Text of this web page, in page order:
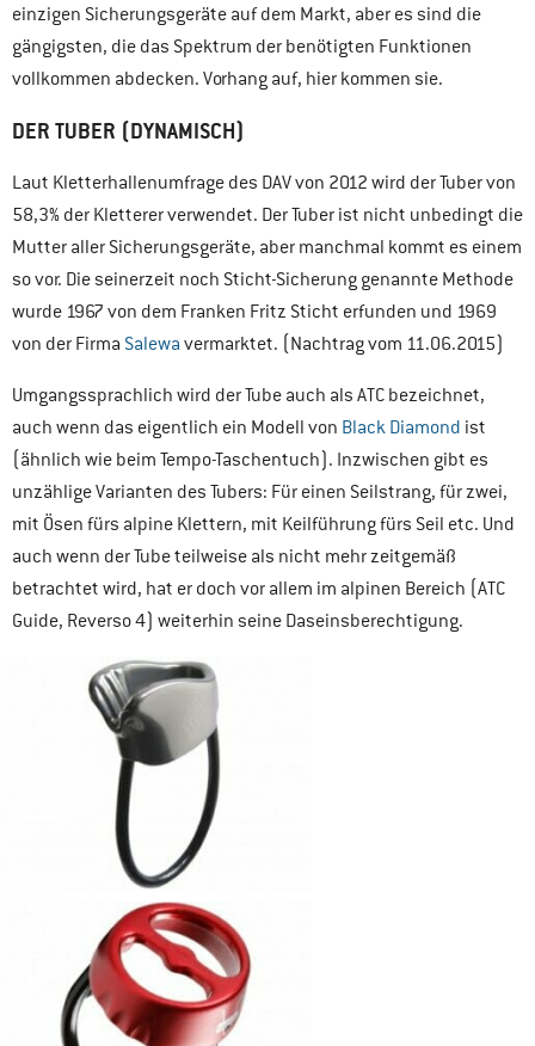
einzigen Sicherungsgeräte auf dem Markt, aber es sind die
gängigsten, die das Spektrum der benötigten Funktionen
vollkommen abdecken. Vorhang auf, hier kommen sie.
DER TUBER (DYNAMISCH)
Laut Kletterhallenumfrage des DAV von 2012 wird der Tuber von
58,3% der Kletterer verwendet. Der Tuber ist nicht unbedingt die
Mutter aller Sicherungsgeräte, aber manchmal kommt es einem
so vor. Die seinerzeit noch Sticht-Sicherung genannte Methode
wurde 1967 von dem Franken Fritz Sticht erfunden und 1969
von der Firma Salewa vermarktet. (Nachtrag vom 11.06.2015)
Umgangssprachlich wird der Tube auch als ATC bezeichnet,
auch wenn das eigentlich ein Modell von Black Diamond ist
(ähnlich wie beim Tempo-Taschentuch). Inzwischen gibt es
unzählige Varianten des Tubers: Für einen Seilstrang, für zwei,
mit Ösen fürs alpine Klettern, mit Keilführung fürs Seil etc. Und
auch wenn der Tube teilweise als nicht mehr zeitgemäß
betrachtet wird, hat er doch vor allem im alpinen Bereich (ATC
Guide, Reverso 4) weiterhin seine Daseinsberechtigung.